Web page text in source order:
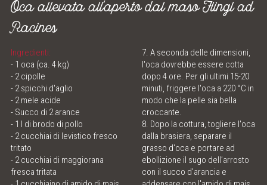
IL BANCO
ONLINE SHOP
MEAT LOVE - THE MAGAZINE
MEATINGPOINT
POLENTA TABLE
Oca allevata all'aperto dal maso Flingl ad
Racines
Ingredienti:
- 1 oca (ca. 4 kg)
- 2 cipolle
- 2 spicchi d'aglio
- 2 mele acide
- Succo di 2 arance
- 1 l di brodo di pollo
- 2 cucchiai di levistico fresco
tritato
- 2 cucchiai di maggiorana
fresca tritata
7. A seconda delle dimensioni,
l'oca dovrebbe essere cotta
dopo 4 ore. Per gli ultimi 15-20
minuti, friggere l'oca a 220 °C in
modo che la pelle sia bella
croccante.
8. Dopo la cottura, togliere l'oca
dalla brasiera, separare il
grasso d'oca e portare ad
ebollizione il sugo dell’arrosto
con il succo d'arancia e